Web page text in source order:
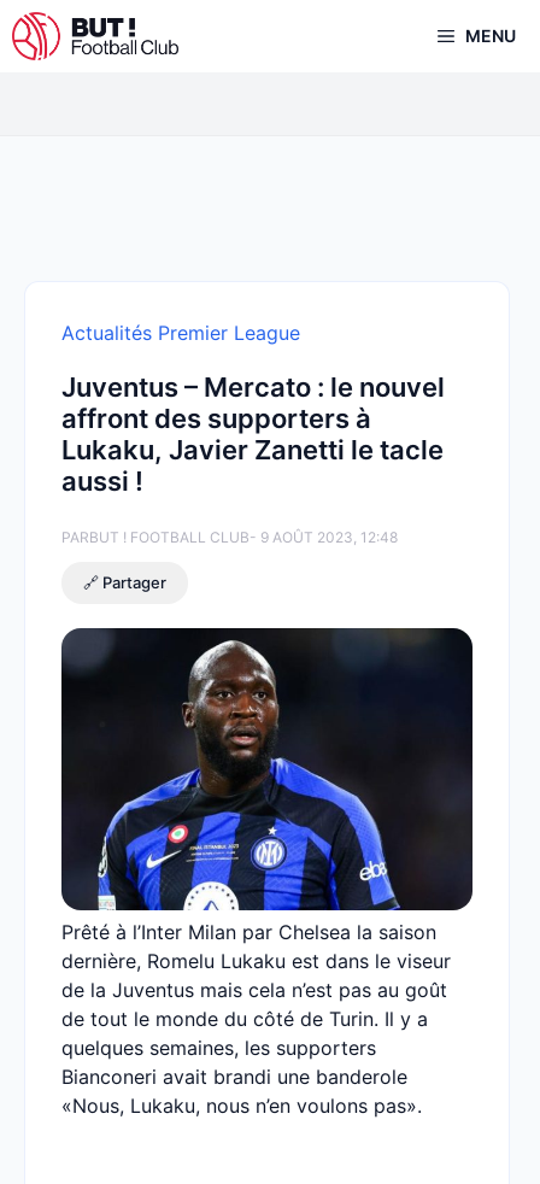
Aller
au
MENU
Actualités Premier League
Juventus – Mercato : le nouvel
affront des supporters à
Lukaku, Javier Zanetti le tacle
aussi !
PARBUT ! FOOTBALL CLUB- 9 AOÛT 2023, 12:48
🔗 Partager
Prêté à l’Inter Milan par Chelsea la saison
dernière, Romelu Lukaku est dans le viseur
de la Juventus mais cela n’est pas au goût
de tout le monde du côté de Turin. Il y a
quelques semaines, les supporters
Bianconeri avait brandi une banderole
«Nous, Lukaku, nous n’en voulons pas».